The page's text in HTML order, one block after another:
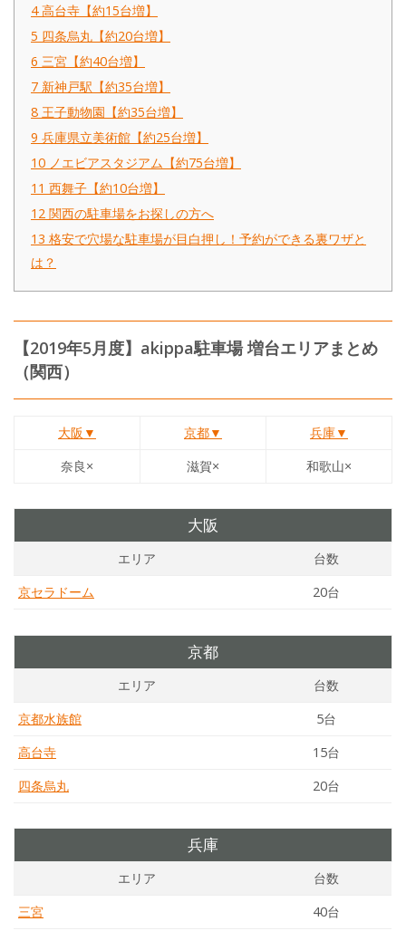
4 高台寺【約15台増】
5 四条烏丸【約20台増】
6 三宮【約40台増】
7 新神戸駅【約35台増】
8 王子動物園【約35台増】
9 兵庫県立美術館【約25台増】
10 ノエビアスタジアム【約75台増】
11 西舞子【約10台増】
12 関西の駐車場をお探しの方へ
13 格安で穴場な駐車場が目白押し！予約ができる裏ワザと
は？
【2019年5月度】akippa駐車場 増台エリアまとめ
（関西）
大阪▼ 京都▼
兵庫▼
奈良×
滋賀× 和歌山×
大阪
エリア
台数
京セラドーム
20台
京都
エリア
台数
京都水族館
5台
高台寺
15台
四条烏丸
20台
兵庫
エリア
台数
三宮
40台